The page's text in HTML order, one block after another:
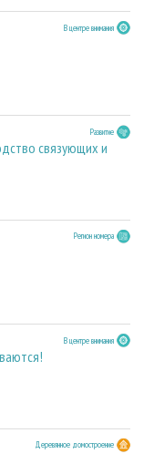
В центре внимания
Развитие
связующих и
Регион номера
В центре внимания
Деревянное домостроение